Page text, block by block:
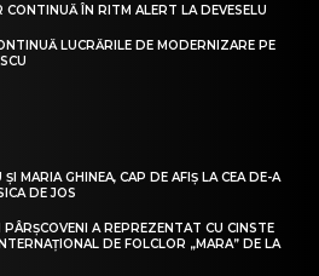
ÎN RITM ALERT LA DEVESELU
LUCRĂRILE DE MODERNIZARE PE
MARIA GHINEA, CAP DE AFIȘ LA CEA DE-A
DE JOS
A REPREZENTAT CU CINSTE
DE FOLCLOR „MARA” DE LA